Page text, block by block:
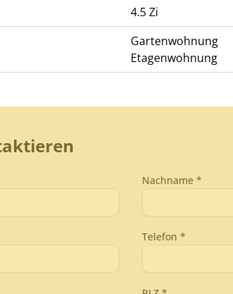
4.5 Zi
Gartenwohnung
Etagenwohnung
Nachname *
Telefon *